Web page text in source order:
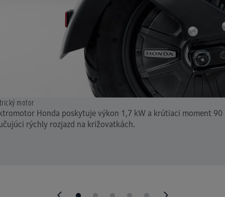
motor
Honda poskytuje výkon 1,7 kW a krútiaci moment 90
rýchly rozjazd na križovatkách.